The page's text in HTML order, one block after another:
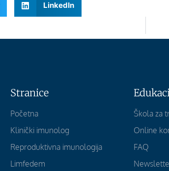
LinkedIn
Stranice
Početna
Klinički imunolog
Reproduktivna imunologija
Limfedem
Škola za
Online
FAQ